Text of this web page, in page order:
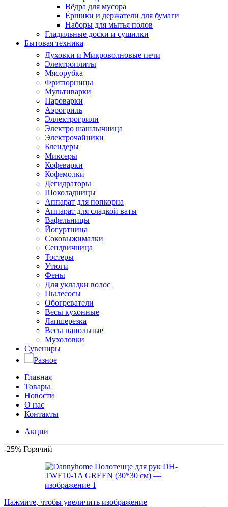
Вёдра для мусора
Ёршики и держатели для бумаги
Наборы для мытья полов
Гладильные доски и сушилки
Бытовая техника
Духовки и Микроволновые печи
Электроплиты
Мясорубка
Фритюрницы
Мультиварки
Пароварки
Аэрогриль
Эллектрогрили
Электро шашлычница
Электрочайники
Блендеры
Миксеры
Кофеварки
Кофемолки
Дегидраторы
Шоколадницы
Аппарат для попкорна
Аппарат для сладкой ваты
Вафельницы
Йогуртница
Соковыжималки
Сендвичница
Тостеры
Утюги
Фены
Для укладки волос
Пылесосы
Обогреватели
Весы кухонные
Лапшерезка
Весы напольные
Мухоловки
Сувениры
Разное
Главная
Товары
Новости
О нас
Контакты
Акции
-25% Горячий
Нажмите, чтобы увеличить изображение